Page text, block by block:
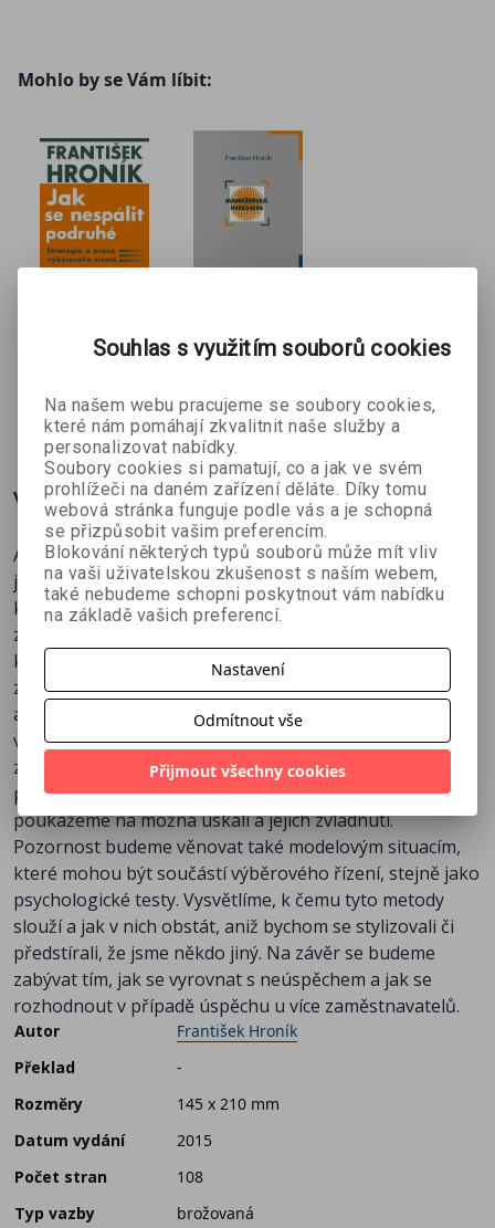
kapitoly se budou zaměřovat na samotné výběrové
řízení. Projdeme přípravu na přijímací pohovor a jeho
zvládnutí. Pozornost budeme věnovat také
modelovým situacím, které mohou být součástí
výběrového řízení, stejně jako psychologické testy.
Vysvětlíme, k čemu tyto metody slouží a jak v nich
obstát, aniž bychom se stylizovali či předstírali, že jsme
Mohlo by se Vám líbit:
nespálit
podruhé
František
336 Kč 480 Kč
integrita
František
174 Kč 249 Kč
Více o knize
Aktualizované druhé vydání knihy „Jak najít zaměstnání“
je průvodcem pro každého, kdo hledá práci. Ve dvanácti
kapitolách budeme krok za krokem hledat nové
zaměstnání. Začneme tím, jak zvolit správný směr své
kariéry, vybrat a kontaktovat potencionálního
zaměstnavatele. Pokračovat budeme psaním životopisu
a motivačních dopisů, ukážeme příklady nevhodných i
vhodně strukturovaných. Další kapitoly se budou
zaměřovat na samotné výběrové řízení. Projdeme
přípravu na přijímací pohovor a jeho samotný průběh,
poukážeme na možná úskalí a jejich zvládnutí.
Pozornost budeme věnovat také modelovým situacím,
které mohou být součástí výběrového řízení, stejně jako
psychologické testy. Vysvětlíme, k čemu tyto metody
slouží a jak v nich obstát, aniž bychom se stylizovali či
předstírali, že jsme někdo jiný. Na závěr se budeme
zabývat tím, jak se vyrovnat s neúspěchem a jak se
rozhodnout v případě úspěchu u více zaměstnavatelů.
Autor
František Hroník
Překlad
-
Rozměry
145 x 210 mm
Datum vydání
2015
Počet stran
108
Typ vazby
brožovaná
Souhlas s využitím souborů cookies
Na našem webu pracujeme se soubory cookies,
které nám pomáhají zkvalitnit naše služby a
personalizovat nabídky.
Soubory cookies si pamatují, co a jak ve svém
prohlížeči na daném zařízení děláte. Díky tomu
webová stránka funguje podle vás a je schopná
se přizpůsobit vašim preferencím.
Blokování některých typů souborů může mít vliv
na vaši uživatelskou zkušenost s naším webem,
také nebudeme schopni poskytnout vám nabídku
na základě vašich preferencí.
Nastavení
Odmítnout vše
Přijmout všechny cookies